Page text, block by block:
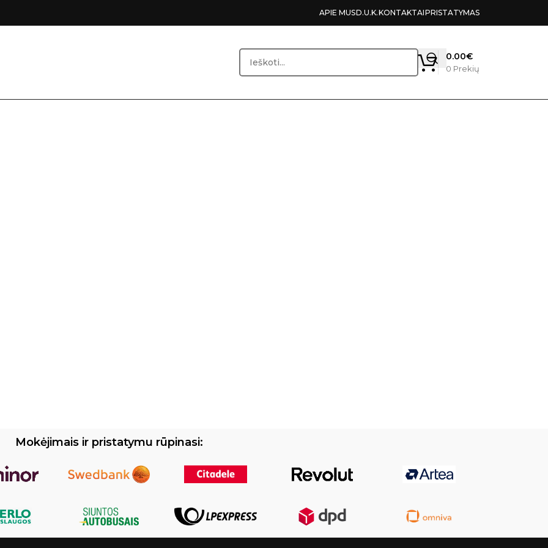
APIE MUSD.U.K.KONTAKTAIPRISTATYMAS
0 Prekių
0.00€
Mokėjimais ir pristatymu rūpinasi: